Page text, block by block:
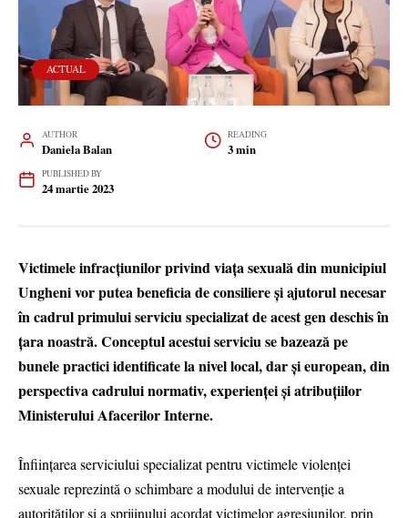
ACTUAL
AUTHOR
Daniela Balan
READING
3 min
PUBLISHED BY
24 martie 2023
Victimele infracțiunilor privind viața sexuală din municipiul
Ungheni vor putea beneficia de consiliere și ajutorul necesar
în cadrul primului serviciu specializat de acest gen deschis în
țara noastră. Conceptul acestui serviciu se bazează pe
bunele practici identificate la nivel local, dar și european, din
perspectiva cadrului normativ, experienței și atribuțiilor
Ministerului Afacerilor Interne.
Înființarea serviciului specializat pentru victimele violenței
sexuale reprezintă o schimbare a modului de intervenție a
autorităților și a sprijinului acordat victimelor agresiunilor, prin